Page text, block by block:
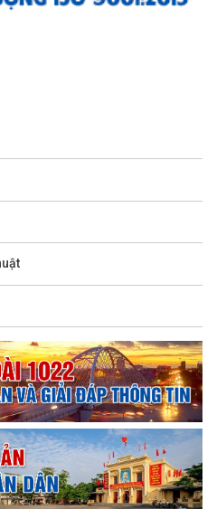
29/7/2026 của UBND phường v/v
xúc cử tri sau Kỳ họp thường lệ
phong trào thanh thiếu nhi năm